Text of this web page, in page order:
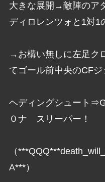
大きな展開→敵陣のア
ディロレンツォと1対1
→お構い無しに左足ク
てゴール前中央のCF
ヘディングシュート
０ナ スリーパー！
（
A***）